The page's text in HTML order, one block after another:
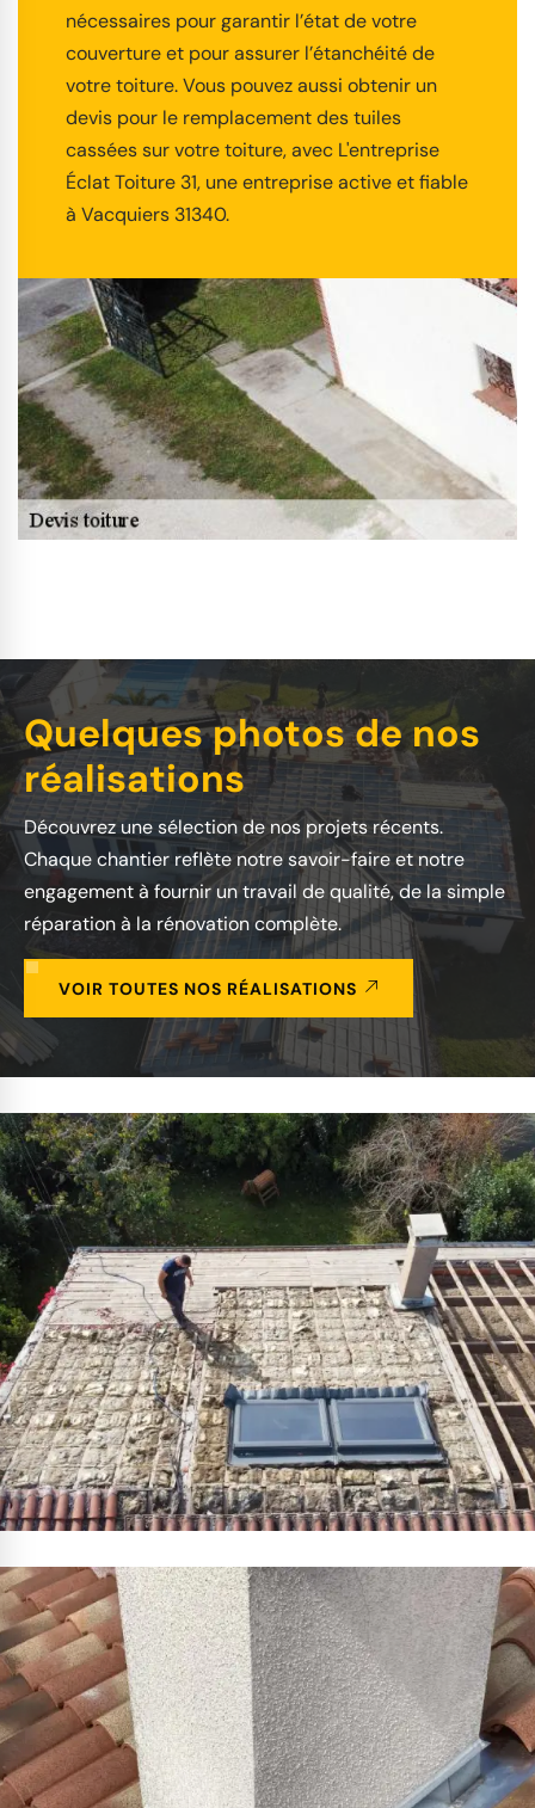
nécessaires pour garantir l’état de votre
couverture et pour assurer l’étanchéité de
votre toiture. Vous pouvez aussi obtenir un
devis pour le remplacement des tuiles
cassées sur votre toiture, avec L'entreprise
Éclat Toiture 31, une entreprise active et fiable
à Vacquiers 31340.
Quelques photos de nos
réalisations
Découvrez une sélection de nos projets récents.
Chaque chantier reflète notre savoir-faire et notre
engagement à fournir un travail de qualité, de la simple
réparation à la rénovation complète.
VOIR TOUTES NOS RÉALISATIONS